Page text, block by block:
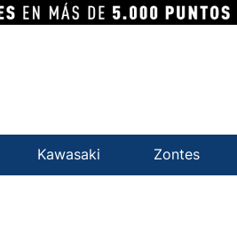
Kawasaki Zontes